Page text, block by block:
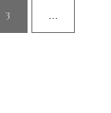
3 ...